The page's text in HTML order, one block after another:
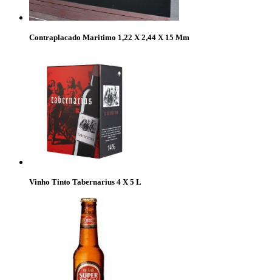
Contraplacado Maritimo 1,22 X 2,44 X 15 Mm
Vinho Tinto Tabernarius 4 X 5 L